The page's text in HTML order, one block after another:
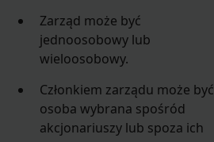
Zarząd może być
jednoosobowy lub
wieloosobowy.
Członkiem zarządu może być
osoba wybrana spośród
akcjonariuszy lub spoza ich